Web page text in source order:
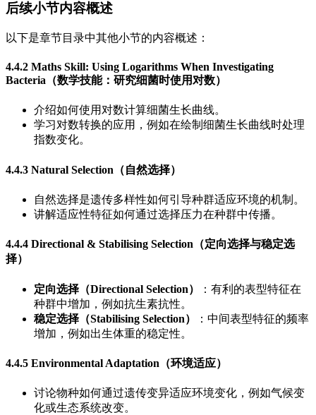
后续小节内容概述
以下是章节目录中其他小节的内容概述：
4.4.2 Maths Skill: Using Logarithms When Investigating
Bacteria（数学技能：研究细菌时使用对数）
介绍如何使用对数计算细菌生长曲线。
学习对数转换的应用，例如在绘制细菌生长曲线时处理
指数变化。
4.4.3 Natural Selection（自然选择）
自然选择是遗传多样性如何引导种群适应环境的机制。
讲解适应性特征如何通过选择压力在种群中传播。
4.4.4 Directional & Stabilising Selection（定向选择与稳定选
择）
定向选择（Directional Selection）
：有利的表型特征在
种群中增加，例如抗生素抗性。
稳定选择（Stabilising Selection）
：中间表型特征的频率
增加，例如出生体重的稳定性。
4.4.5 Environmental Adaptation（环境适应）
讨论物种如何通过遗传变异适应环境变化，例如气候变
化或生态系统改变。